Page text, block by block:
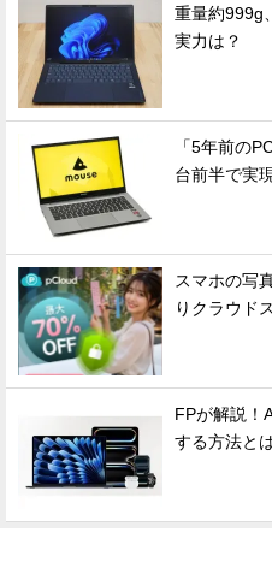
重量約999g
実力は？
「5年前の
台前半で実
スマホの写
りクラウド
FPが解説！
する方法と